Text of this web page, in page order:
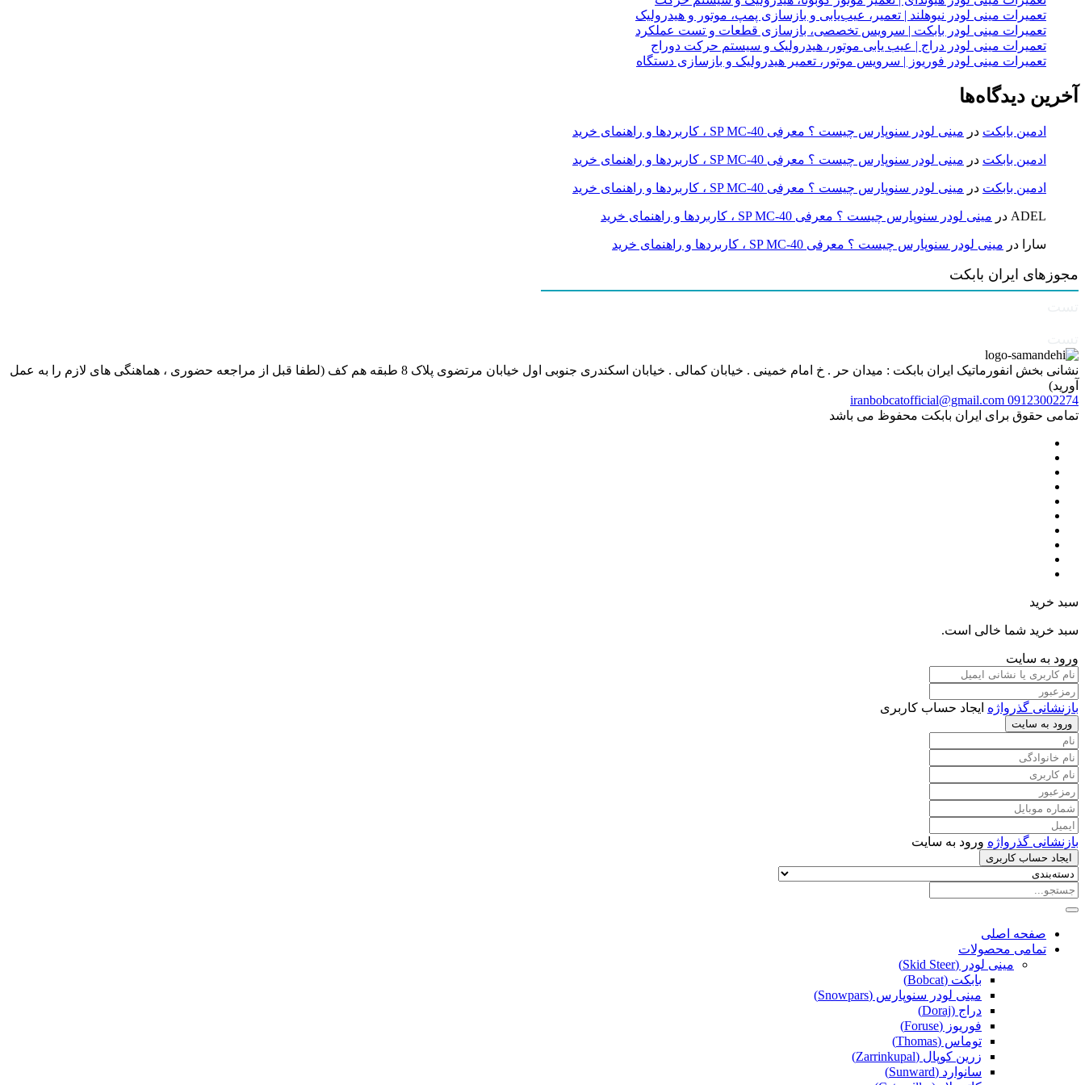
تعمیرات مینی لودر نیوهلند | تعمیر، عیب‌یابی و بازسازی پمپ، موتور و هیدرولیک
تعمیرات مینی لودر بابکت | سرویس تخصصی، بازسازی قطعات و تست عملکرد
تعمیرات مینی لودر دراج | عیب یابی موتور، هیدرولیک و سیستم حرکت دوراج
تعمیرات مینی لودر فوریوز | سرویس موتور، تعمیر هیدرولیک و بازسازی دستگاه
آخرین دیدگاه‌ها
ادمین بابکت در مینی لودر سنوپارس چیست ؟ معرفی SP MC-40 ، کاربردها و راهنمای خرید
ادمین بابکت در مینی لودر سنوپارس چیست ؟ معرفی SP MC-40 ، کاربردها و راهنمای خرید
ادمین بابکت در مینی لودر سنوپارس چیست ؟ معرفی SP MC-40 ، کاربردها و راهنمای خرید
ADEL در مینی لودر سنوپارس چیست ؟ معرفی SP MC-40 ، کاربردها و راهنمای خرید
سارا در مینی لودر سنوپارس چیست ؟ معرفی SP MC-40 ، کاربردها و راهنمای خرید
مجوزهای ایران بابکت
نشانی بخش انفورماتیک ایران بابکت : میدان حر . خ امام خمینی . خیابان کمالی . خیابان اسکندری جنوبی اول خیابان مرتضوی پلاک 8 طبقه هم کف (لطفا قبل از مراجعه حضوری ، هماهنگی های لازم را به عمل
آورید)
09123002274
iranbobcatofficial@gmail.com
تمامی حقوق برای ایران بابکت محفوظ می باشد
سبد خرید
سبد خرید شما خالی است.
ورود به سایت
بازنشانی گذرواژه ایجاد حساب کاربری
ورود به سایت
بازنشانی گذرواژه ورود به سایت
ایجاد حساب کاربری
صفحه اصلی
تمامی محصولات
مینی لودر (Skid Steer)
بابکت (Bobcat)
مینی لودر سنوپارس (Snowpars)
دراج (Doraj)
فوریوز (Foruse)
توماس (Thomas)
زرین کوپال (Zarrinkupal)
سانوارد (Sunward)